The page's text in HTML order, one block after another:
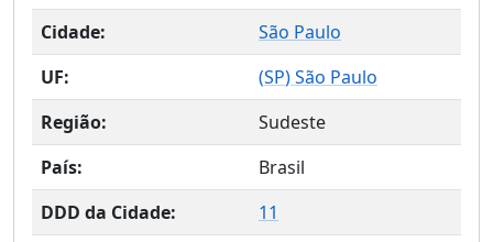
Cidade:
São Paulo
UF:
(SP) São Paulo
Região:
Sudeste
País:
Brasil
DDD da Cidade:
11